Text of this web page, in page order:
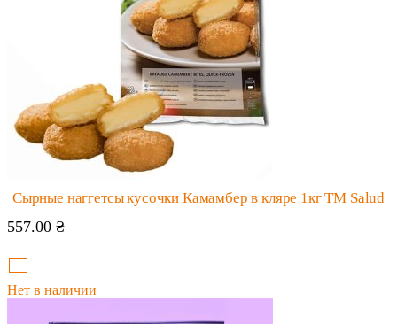
Сырные наггетсы кусочки Камамбер в кляре 1кг ТМ Salud
557.00 ₴
Нет в наличии